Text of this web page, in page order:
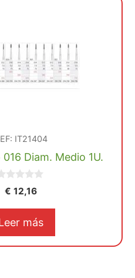
IT21404
016 Diam. Medio 1U.
€ 12,16
más